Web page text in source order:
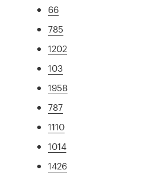
66
785
1202
103
1958
787
1110
1014
1426